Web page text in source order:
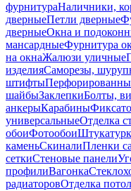
фурнитураНаличники,
дверныеПетли дверные
дверныеОкна и
мансардныеФурнитура
на окнаЖалюзи уличные
изделияСаморезы,
штифты
шайбыЗаклепкиБолты,
анкерыКарабины
универсальныеОтделка
обоиФотообои
каменьСкиналиПленки
сеткиСтеновые панели
профилиВагонка
радиаторовОтделка